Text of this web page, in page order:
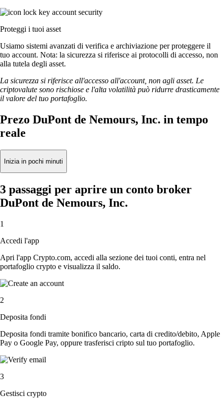
Proteggi i tuoi asset
Usiamo sistemi avanzati di verifica e archiviazione per proteggere il
tuo account. Nota: la sicurezza si riferisce ai protocolli di accesso, non
alla tutela degli asset.
La sicurezza si riferisce all'accesso all'account, non agli asset. Le
criptovalute sono rischiose e l'alta volatilità può ridurre drasticamente
il valore del tuo portafoglio.
Prezo DuPont de Nemours, Inc. in tempo
reale
Inizia in pochi minuti
3 passaggi per aprire un conto broker
DuPont de Nemours, Inc.
1
Accedi l'app
Apri l'app Crypto.com, accedi alla sezione dei tuoi conti, entra nel
portafoglio crypto e visualizza il saldo.
2
Deposita fondi
Deposita fondi tramite bonifico bancario, carta di credito/debito, Apple
Pay o Google Pay, oppure trasferisci cripto sul tuo portafoglio.
3
Gestisci crypto